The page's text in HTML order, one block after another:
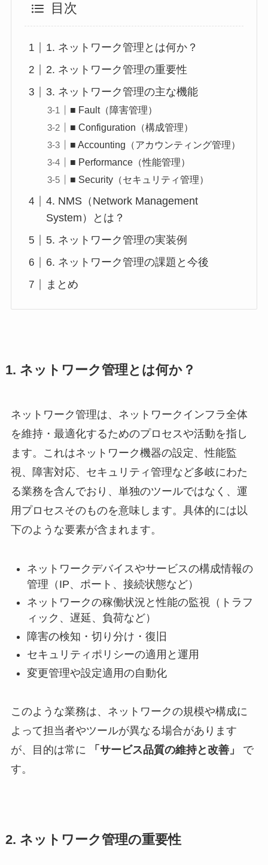
目次
1. ネットワーク管理とは何か？
2. ネットワーク管理の重要性
3. ネットワーク管理の主な機能
■ Fault（障害管理）
■ Configuration（構成管理）
■ Accounting（アカウンティング管理）
■ Performance（性能管理）
■ Security（セキュリティ管理）
4. NMS（Network Management
System）とは？
5. ネットワーク管理の実装例
6. ネットワーク管理の課題と今後
まとめ
1. ネットワーク管理とは何か？
ネットワーク管理は、ネットワークインフラ全体
を維持・最適化するためのプロセスや活動を指し
ます。これはネットワーク機器の設定、性能監
視、障害対応、セキュリティ管理など多岐にわた
る業務を含んでおり、単独のツールではなく、運
用プロセスそのものを意味します。具体的には以
下のような要素が含まれます。
ネットワークデバイスやサービスの構成情報の
管理（IP、ポート、接続状態など）
ネットワークの稼働状況と性能の監視（トラフ
ィック、遅延、負荷など）
障害の検知・切り分け・復旧
セキュリティポリシーの適用と運用
変更管理や設定適用の自動化
このような業務は、ネットワークの規模や構成に
よって担当者やツールが異なる場合があります
が、目的は常に
「サービス品質の維持と改善」
で
す。
2. ネットワーク管理の重要性